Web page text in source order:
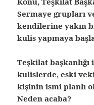
Sermaye grupları
kendilerine yakın
kulis yapmaya
Teşkilat
kulislerde, eski
kişinin ismi planlı
Neden acaba?